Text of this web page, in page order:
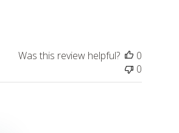
Was this review helpful?
0
0